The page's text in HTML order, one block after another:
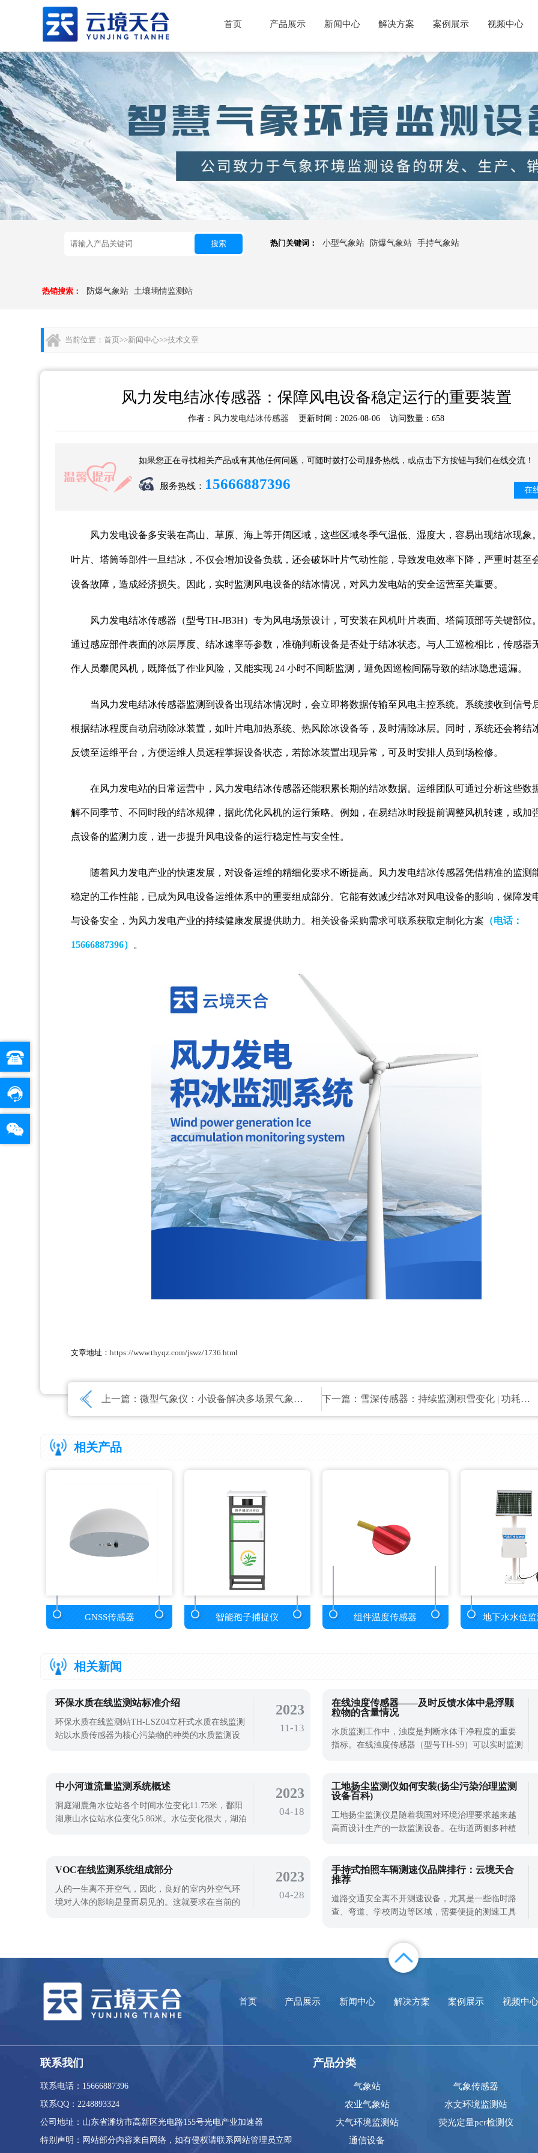
首页 产品展示 新闻中心 解决方案 案例展示 视频中心
搜索 热门关键词： 小型气象站 防爆气象站 手持气象站
热销搜索： 防爆气象站 土壤墒情监测站
当前位置：首页>>新闻中心>>技术文章
风力发电结冰传感器：保障风电设备稳定运行的重要装置
作者： 风力发电结冰传感器 更新时间：2026-08-06 访问数量：658
如果您正在寻找相关产品或有其他任何问题，可随时拨打公司服务热线，或点击下方按钮与我们在线交流！
服务热线： 15666887396 在
风力发电设备多安装在高山、草原、海上等开阔区域，这些区域冬季气温低、湿度大，容易出现结冰现象
叶片、塔筒等部件一旦结冰，不仅会增加设备负载，还会破坏叶片气动性能，导致发电效率下降，严重时甚至
设备故障，造成经济损失。因此，实时监测风电设备的结冰情况，对风力发电站的安全运营至关重要。
风力发电结冰传感器（型号TH-JB3H）专为风电场景设计，可安装在风机叶片表面、塔筒顶部等关键部位
通过感应部件表面的冰层厚度、结冰速率等参数，准确判断设备是否处于结冰状态。与人工巡检相比，传感器
作人员攀爬风机，既降低了作业风险，又能实现 24 小时不间断监测，避免因巡检间隔导致的结冰隐患遗漏。
当风力发电结冰传感器监测到设备出现结冰情况时，会立即将数据传输至风电主控系统。系统接收到信号
根据结冰程度自动启动除冰装置，如叶片电加热系统、热风除冰设备等，及时清除冰层。同时，系统还会将结
反馈至运维平台，方便运维人员远程掌握设备状态，若除冰装置出现异常，可及时安排人员到场检修。
在风力发电站的日常运营中，风力发电结冰传感器还能积累长期的结冰数据。运维团队可通过分析这些数
解不同季节、不同时段的结冰规律，据此优化风机的运行策略。例如，在易结冰时段提前调整风机转速，或加
点设备的监测力度，进一步提升风电设备的运行稳定性与安全性。
随着风力发电产业的快速发展，对设备运维的精细化要求不断提高。风力发电结冰传感器凭借精准的监测
稳定的工作性能，已成为风电设备运维体系中的重要组成部分。它能有效减少结冰对风电设备的影响，保障发
与设备安全，为风力发电产业的持续健康发展提供助力。相关设备采购需求可联系获取定制化方案 （电话：
15666887396） 。
文章地址：https://www.thyqz.com/jswz/1736.html
上一篇：微型气象仪：小设备解决多场景气象监测需求 下一篇： 雪深传感器：持续监测积雪变化 | 功耗低 | 高效便利
相关产品
GNSS传感器 智能孢子捕捉仪 组件温度传感器 地下水水位
相关新闻
环保水质在线监测站标准介绍
环保水质在线监测站TH-LSZ04立杆式水质在线监测
站以水质传感器为核心污染物的种类的水质监测设
保水质在线监测站是目前监测和分析各项水质参数
的重要设备。水污染是指人类活动排放的
2023
11-13
在线浊度传感器——及时反馈水体中悬浮颗
粒物的含量情况
水质监测工作中，浊度是判断水体干净程度的重要
指标。在线浊度传感器（型号TH-S9）可以实时监测
水处理厂、河流湖泊等多个水体环境。
中小河道流量监测系统概述
洞庭湖鹿角水位站各个时间水位变化11.75米，鄱阳
湖康山水位站水位变化5.86米。水位变化很大，湖泊
就可以使用中小河道流量监测系统进行水文信息监
测。中小河道流量监测系是一款水文
2023
04-18
工地扬尘监测仪如何安装(扬尘污染治理监测
设备百科)
工地扬尘监测仪是随着我国对环境治理要求越来越
高而设计生产的一款监测设备。在街道两侧多种植
污染作为一种环境污染，已成为城市环境污染的一
个主要问题。粉尘污染对人们的健康、环境质量、
城市形象等方面都有不利影响。为了有效
VOC在线监测系统组成部分
人的一生离不开空气，因此，良好的室内外空气环
境对人体的影响是显而易见的。这就要求在当前的
2023
04-28
手持式拍照车辆测速仪品牌排行：云境天合
推荐
道路交通安全离不开测速设备，尤其是一些临时路
查、弯道、学校周边等区域，需要便捷的测速工具
和拍照取证，是交通管理部门、厂区安保常用的设
备。目前市面上手持式拍照车辆测速仪品牌不少，
首页 产品展示 新闻中心 解决方案 案例展示 视频中
联系我们
联系电话：15666887396
联系QQ：2248893324
公司地址：山东省潍坊市高新区光电路155号光电产业加速器
特别声明：网站部分内容来自网络，如有侵权请联系网站管理员立即
产品分类
气象站
气象传感器
农业气象站
水文环境监测站
大气环境监测站
荧光定量pcr检测仪
通信设备